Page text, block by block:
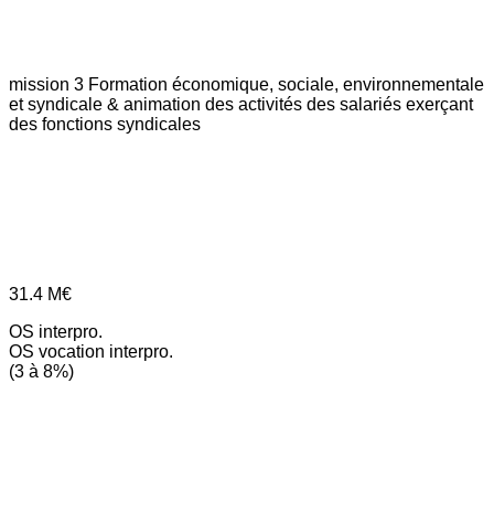
mission 3 Formation économique, sociale, environnementale
et syndicale & animation des activités des salariés exerçant
des fonctions syndicales
31.4 M€
OS interpro.
OS vocation interpro.
(3 à 8%)